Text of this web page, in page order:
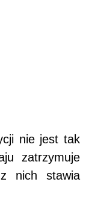
nie jest tak
zatrzymuje
nich stawia